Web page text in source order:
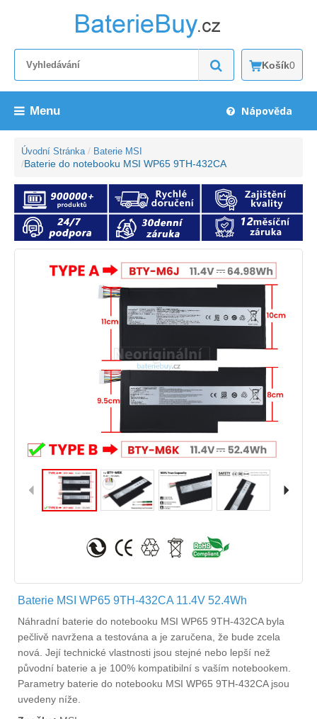
Košík0
Menu Nápověda
Úvodní Stránka Baterie MSI
Baterie do notebooku MSI WP65 9TH-432CA
Baterie MSI WP65 9TH-432CA 11.4V 52.4Wh
Náhradní baterie do notebooku MSI WP65 9TH-432CAbyla
pečlivě navržena a testována a je zaručena, že bude zcela
nová. Její technické vlastnosti jsou stejné nebo lepší než
původní baterie a je 100% kompatibilní s vaším notebookem.
Parametry baterie do notebooku MSI WP65 9TH-432CAjsou
uvedeny níže.